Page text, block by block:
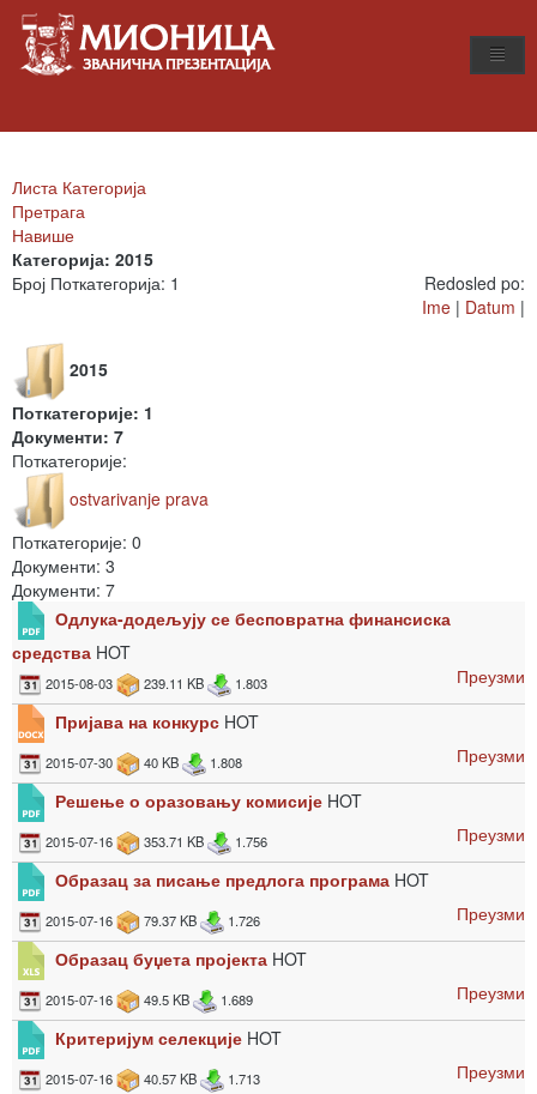
Листа Категорија
Претрага
Навише
Категорија: 2015
Број Поткатегорија: 1
Redosled po:
Ime | Datum |
2015
Поткатегорије: 1
Документи: 7
Поткатегорије:
ostvarivanje prava
Поткатегорије: 0
Документи: 3
Документи: 7
Одлука-додељују се бесповратна финансиска
средства HOT
2015-08-03 239.11 KB 1.803
Преузми
Пријава на конкурс HOT
2015-07-30 40 KB 1.808
Преузми
Решење о оразовању комисије HOT
2015-07-16 353.71 KB 1.756
Преузми
Образац за писање предлога програма HOT
2015-07-16 79.37 KB 1.726
Преузми
Образац буџета пројекта HOT
2015-07-16 49.5 KB 1.689
Преузми
Критеријум селекције HOT
2015-07-16 40.57 KB 1.713
Преузми